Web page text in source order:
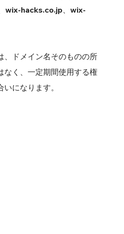
wix-hacks.co.jp、wix-
、ドメイン名そのものの所
なく、一定期間使用する権
になります。